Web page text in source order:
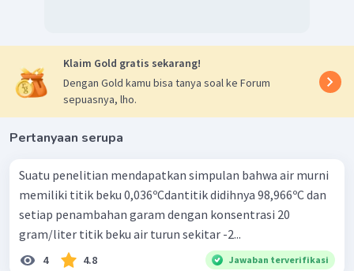
Klaim Gold gratis sekarang!
Dengan Gold kamu bisa tanya soal ke Forum
sepuasnya, lho.
Pertanyaan serupa
Suatu penelitian mendapatkan simpulan bahwa air murni
memiliki titik beku 0,036ºCdantitik didihnya 98,966ºC dan
setiap penambahan garam dengan konsentrasi 20
gram/liter titik beku air turun sekitar -2...
4 4.8 Jawaban terverifikasi